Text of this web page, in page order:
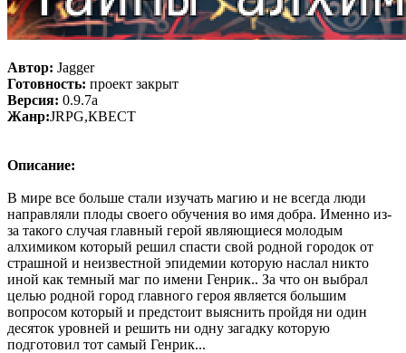
Автор: Jagger
Готовность: проект закрыт
Версия: 0.9.7a
Жанр:JRPG,КВЕСТ
Описание:
В мире все больше стали изучать магию и не всегда люди
направляли плоды своего обучения во имя добра. Именно из-
за такого случая главный герой являющиеся молодым
алхимиком который решил спасти свой родной городок от
страшной и неизвестной эпидемии которую наслал никто
иной как темный маг по имени Генрик.. За что он выбрал
целью родной город главного героя является большим
вопросом который и предстоит выяснить пройдя ни один
десяток уровней и решить ни одну загадку которую
подготовил тот самый Генрик...